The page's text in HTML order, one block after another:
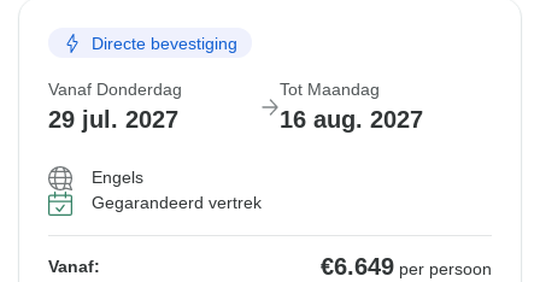
Directe bevestiging
Vanaf Donderdag
29 jul. 2027
Tot Maandag
16 aug. 2027
Engels
Gegarandeerd vertrek
Vanaf: €6.649 per persoon